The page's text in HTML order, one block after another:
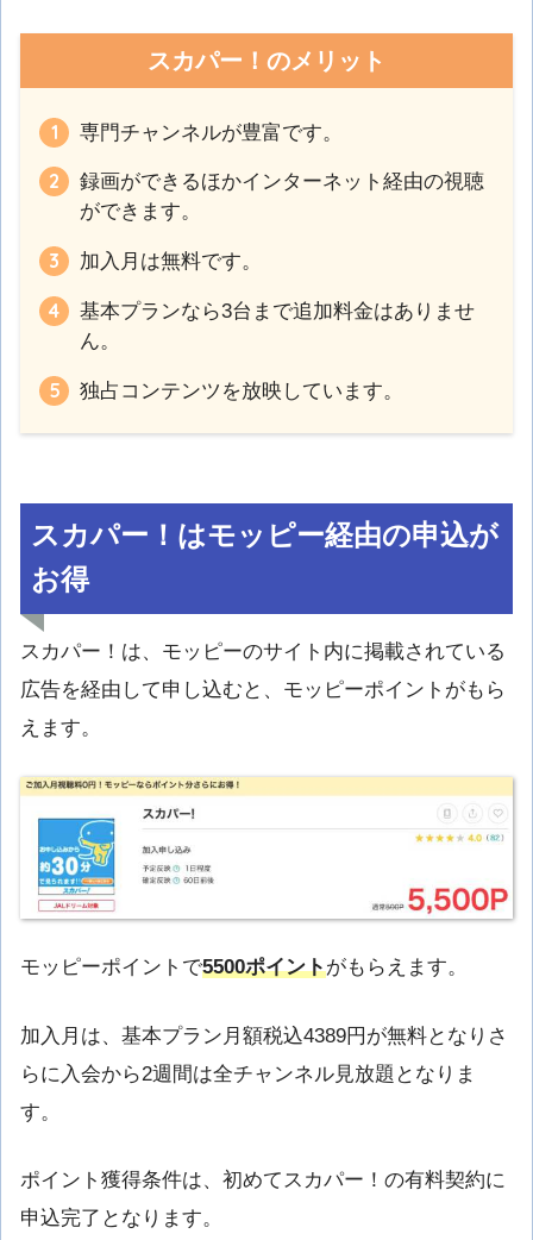
スカパー！のメリット
専門チャンネルが豊富です。
録画ができるほかインターネット経由の視聴
ができます。
加入月は無料です。
基本プランなら3台まで追加料金はありませ
ん。
独占コンテンツを放映しています。
スカパー！はモッピー経由の申込が
お得
スカパー！は、モッピーのサイト内に掲載されている
広告を経由して申し込むと、モッピーポイントがもら
えます。
モッピーポイントで5500ポイントがもらえます。
加入月は、基本プラン月額税込4389円が無料となりさ
らに入会から2週間は全チャンネル見放題となりま
す。
ポイント獲得条件は、初めてスカパー！の有料契約に
申込完了となります。